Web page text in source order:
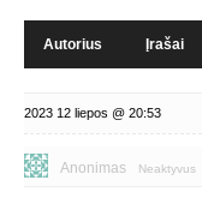
Autorius Įrašai
2023 12 liepos @ 20:53
Anonimas Neaktyvus